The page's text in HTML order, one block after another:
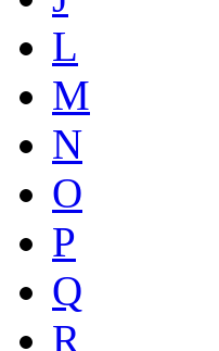
L
M
N
O
P
Q
R